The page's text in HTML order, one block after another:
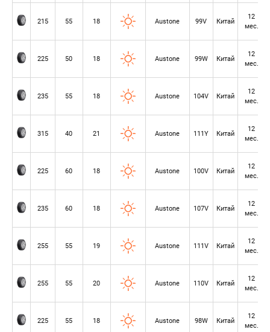
215 55 18 Austone 99V Китай
12
мес.
225 50 18 Austone 99W Китай
12
мес.
235 55 18 Austone 104V Китай
12
мес.
315 40 21 Austone 111Y Китай
12
мес.
225 60 18 Austone 100V Китай
12
мес.
235 60 18 Austone 107V Китай
12
мес.
255 55 19 Austone 111V Китай
12
мес.
255 55 20 Austone 110V Китай
12
мес.
225 55 18 Austone 98W Китай
12
мес.